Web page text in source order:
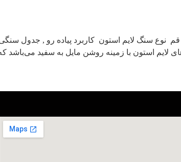
نوع سنگ لایم استون کاربرد پیاده رو , جدول
استون با زمینه روشن مایل به سفید